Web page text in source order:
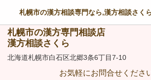
札幌市の漢方相談専門なら,漢方相談さく
札幌市の漢方専門相談店
漢方相談さくら
北海道札幌市白石区北郷3条6丁目7-10
お気軽にお問合せくださ